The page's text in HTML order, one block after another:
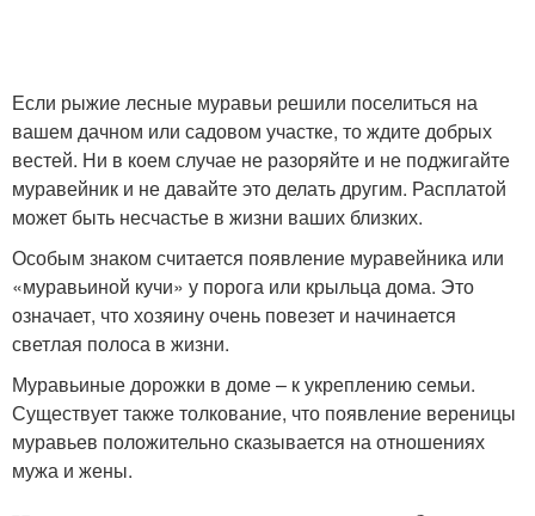
Если рыжие лесные муравьи решили поселиться на
вашем дачном или садовом участке, то ждите добрых
вестей. Ни в коем случае не разоряйте и не поджигайте
муравейник и не давайте это делать другим. Расплатой
может быть несчастье в жизни ваших близких.
Особым знаком считается появление муравейника или
«муравьиной кучи» у порога или крыльца дома. Это
означает, что хозяину очень повезет и начинается
светлая полоса в жизни.
Муравьиные дорожки в доме – к укреплению семьи.
Существует также толкование, что появление вереницы
муравьев положительно сказывается на отношениях
мужа и жены.